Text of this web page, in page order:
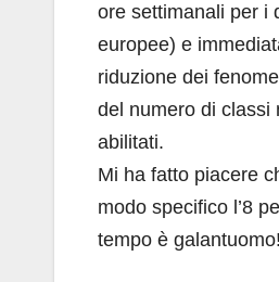
ore settimanali per i
europee) e
riduzione dei
del numero di classi
abilitati.
Mi ha fatto piacere
modo specifico l’8
tempo è galantuomo!